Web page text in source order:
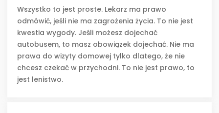
Wszystko to jest proste. Lekarz ma prawo
odmówić, jeśli nie ma zagrożenia życia. To nie jest
kwestia wygody. Jeśli możesz dojechać
autobusem, to masz obowiązek dojechać. Nie ma
prawa do wizyty domowej tylko dlatego, że nie
chcesz czekać w przychodni. To nie jest prawo, to
jest lenistwo.